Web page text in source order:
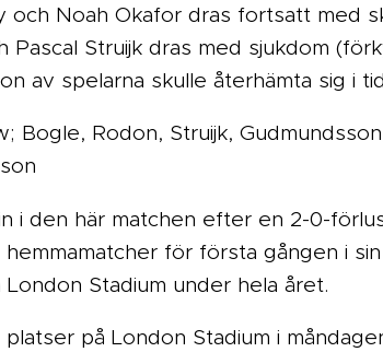
och Noah Okafor dras fortsatt med
Pascal Struijk dras med sjukdom
av spelarna skulle återhämta sig i tid
Bogle, Rodon, Struijk,
i den här matchen efter en 2-0-
för första gången i
Stadium under hela året.
på London Stadium i